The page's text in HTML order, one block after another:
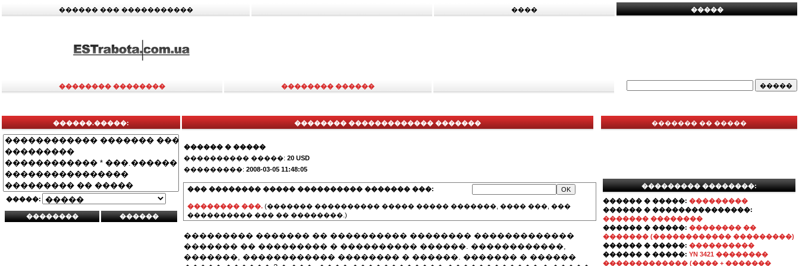
������ ��� ����������� ���� �����
�������� �������� �������� ������
������.�����:
�����:
�������� ������������� �������
������ � �����
���������� �����: 20 USD
���������: 2008-03-05 11:48:05
��� �������� ����� ���������� ������� ���:
�������� ���. (������� ���������� ����� ����� �������, ���� ���, ���
���������� ��� �� ��������.)
��������� ������� �� ���������� �������� �������������
������� �� ��������� � ���������� ������. ������������,
�������, ������������ �������� � ������. ������� � ������
������� �� �����
��������� ��������:
������ � �����: ���������
������ � ���������������:
������� ��������
������ � �����: �������� ��
������� (������������ ���������)
������ � �����: ����������
������ � �����: YN 3421 ��������
������������� (���� + �������